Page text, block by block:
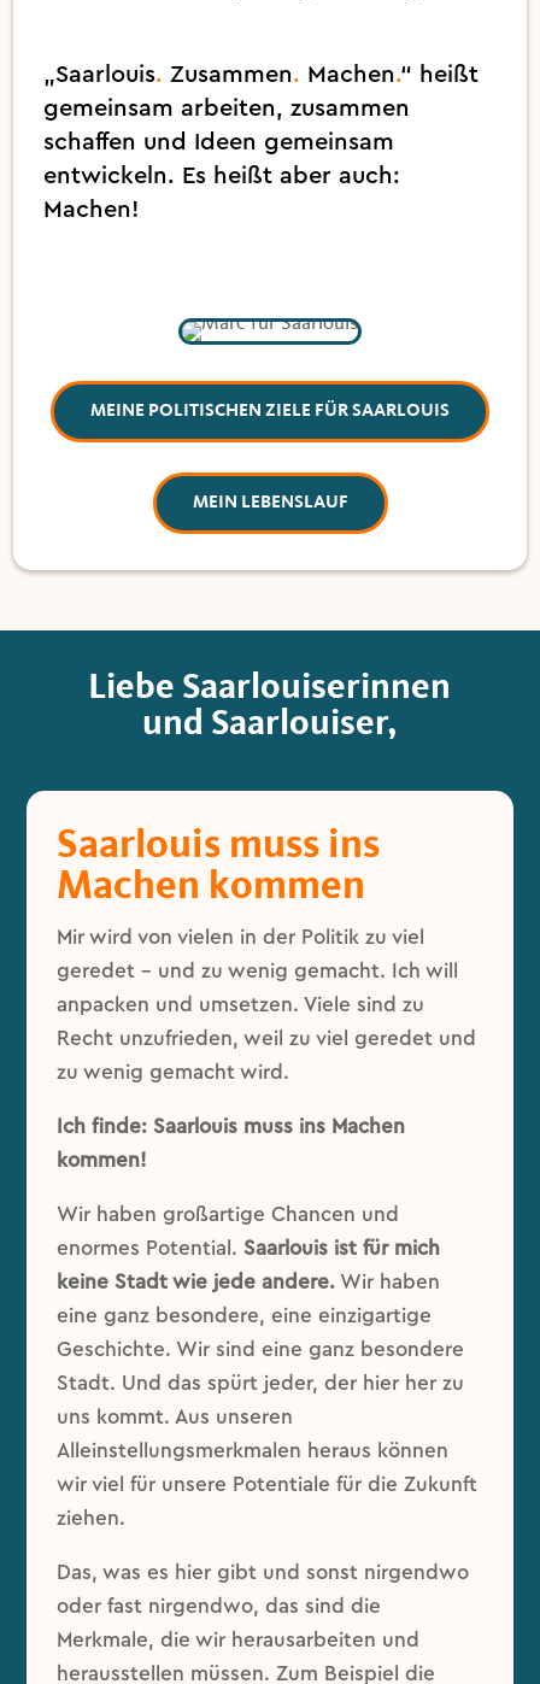
„Saarlouis. Zusammen. Machen.“ heißt
gemeinsam arbeiten, zusammen
schaffen und Ideen gemeinsam
entwickeln. Es heißt aber auch:
Machen!
MEINE POLITISCHEN ZIELE FÜR SAARLOUIS
MEIN LEBENSLAUF
Liebe Saarlouiserinnen
und Saarlouiser,
Saarlouis muss ins
Machen kommen
Mir wird von vielen in der Politik zu viel
geredet – und zu wenig gemacht. Ich will
anpacken und umsetzen. Viele sind zu
Recht unzufrieden, weil zu viel geredet und
zu wenig gemacht wird.
Ich finde: Saarlouis muss ins Machen
kommen!
Wir haben großartige Chancen und
enormes Potential. Saarlouis ist für mich
keine Stadt wie jede andere. Wir haben
eine ganz besondere, eine einzigartige
Geschichte. Wir sind eine ganz besondere
Stadt. Und das spürt jeder, der hier her zu
uns kommt. Aus unseren
Alleinstellungsmerkmalen heraus können
wir viel für unsere Potentiale für die Zukunft
ziehen.
Das, was es hier gibt und sonst nirgendwo
oder fast nirgendwo, das sind die
Merkmale, die wir herausarbeiten und
herausstellen müssen. Zum Beispiel die